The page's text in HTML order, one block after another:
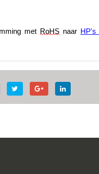
met RoHS naar HP's